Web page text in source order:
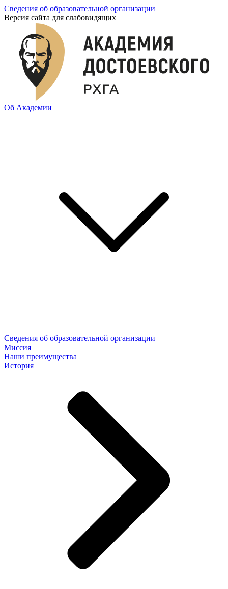
Сведения об образовательной организации
Версия сайта для слабовидящих
Об Академии
Сведения об образовательной организации
Миссия
Наши преимущества
История